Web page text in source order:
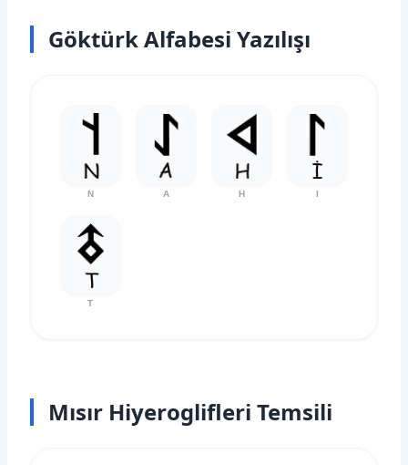
Göktürk Alfabesi Yazılışı
N A H I
T
Mısır Hiyeroglifleri Temsili